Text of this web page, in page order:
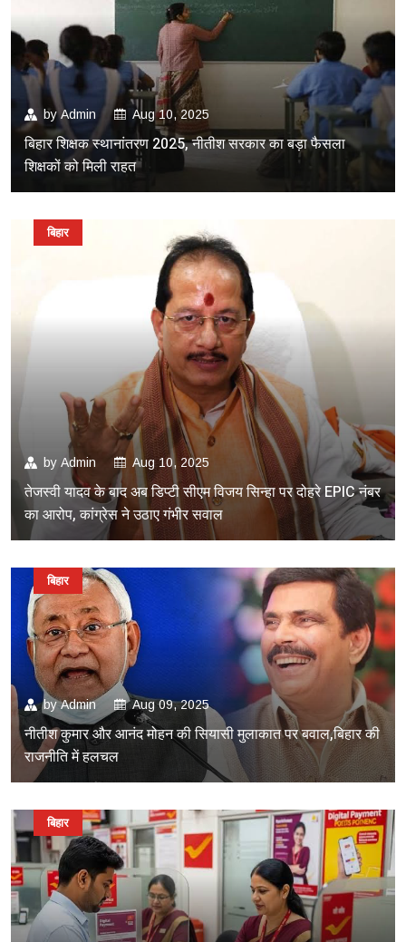
byAdmin Aug 10, 2025
बिहार शिक्षक स्थानांतरण 2025, नीतीश सरकार का बड़ा फैसला
शिक्षकों को मिली राहत
by Admin Aug 10, 2025
तेजस्वी यादव के बाद अब डिप्टी सीएम विजय सिन्हा पर दोहरे EPIC नंबर
का आरोप, कांग्रेस ने उठाए गंभीर सवाल
बिहार
byAdmin Aug 09, 2025
नीतीश कुमार और आनंद मोहन की सियासी मुलाकात पर बवाल,बिहार की
राजनीति में हलचल
बिहार
बिहार